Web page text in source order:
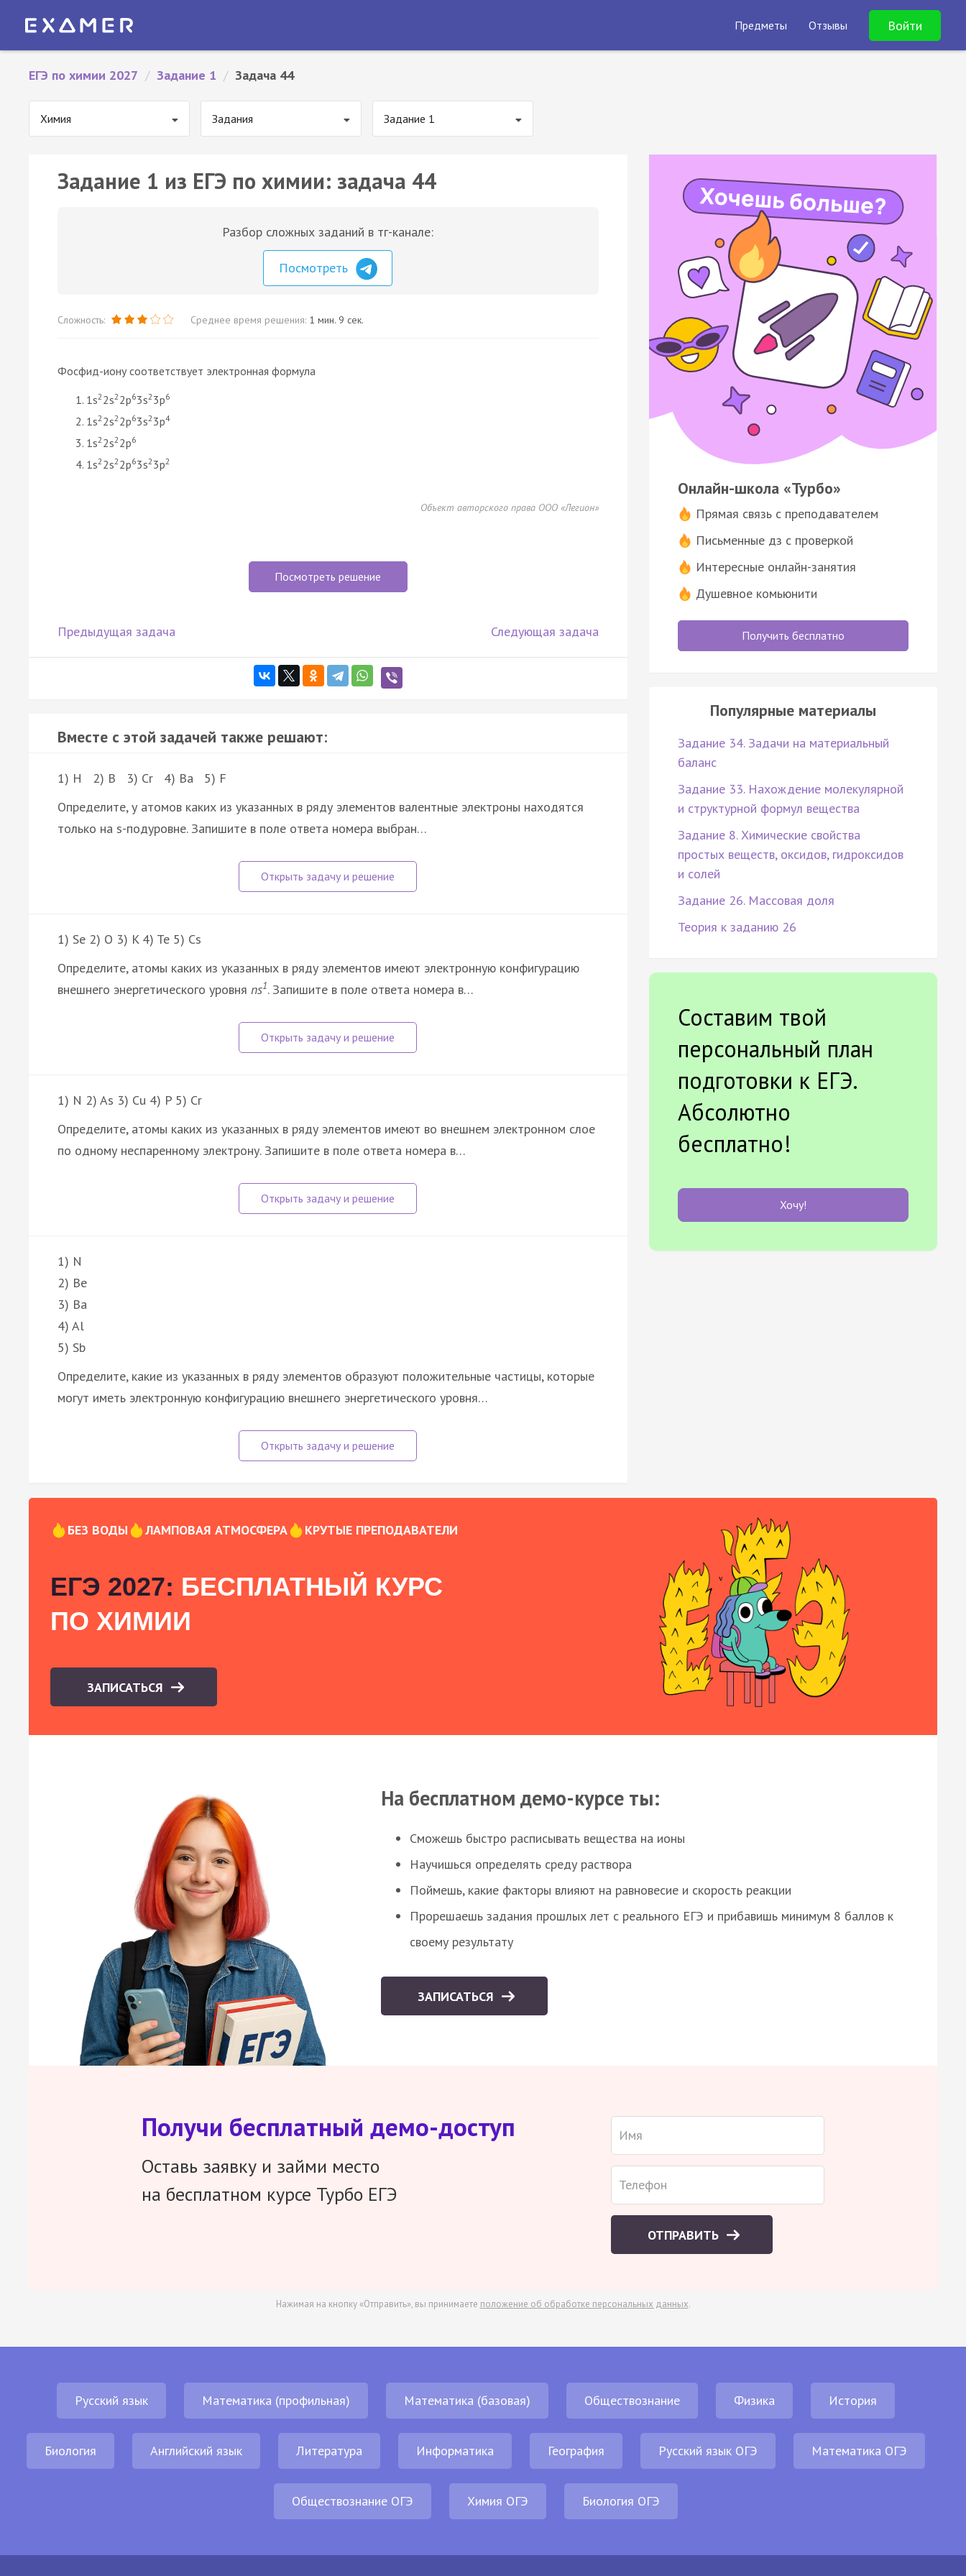
Предметы Отзывы Войти
ЕГЭ по химии 2027 / Задание 1 / Задача 44
Химия Задания Задание 1
Задание 1 из ЕГЭ по химии: задача 44
Разбор сложных заданий в тг-канале:
Посмотреть
Сложность: Среднее время решения: 1 мин. 9 сек.
Фосфид-иону соответствует электронная формула
1s2 2s2 2p63s2 3p6
1s2 2s2 2p63s2 3p4
1s2 2s2 2p6
1s2 2s2 2p63s2 3p2
Объект авторского права ООО «Легион»
Посмотреть решение
Предыдущая задача Следующая задача
Вместе с этой задачей также решают:
1) H 2) B 3) Cr 4) Ba 5) F
Определите, у атомов каких из указанных в ряду элементов валентные электроны находятся
только на s-подуровне. Запишите в поле ответа номера выбран…
1) Se 2) O 3) K 4) Te 5) Cs
Определите, атомы каких из указанных в ряду элементов имеют электронную конфигурацию
внешнего энергетического уровня ns1. Запишите в поле ответа номера в…
1) N 2) As 3) Cu 4) P 5) Cr
Определите, атомы каких из указанных в ряду элементов имеют во внешнем электронном слое
по одному неспаренному электрону. Запишите в поле ответа номера в…
1) N
2) Be
3) Ba
4) Al
5) Sb
Определите, какие из указанных в ряду элементов образуют положительные частицы, которые
могут иметь электронную конфигурацию внешнего энергетического уровня…
Онлайн-школа «Турбо»
Прямая связь с преподавателем
Письменные дз с проверкой
Интересные онлайн-занятия
Душевное комьюнити
Получить бесплатно
Популярные материалы
Задание 34. Задачи на материальный
баланс
Задание 33. Нахождение молекулярной
и структурной формул вещества
Задание 8. Химические свойства
простых веществ, оксидов, гидроксидов
и солей
Задание 26. Массовая доля
Теория к заданию 26
Составим твой
персональный план
подготовки к ЕГЭ.
Абсолютно
бесплатно!
Хочу!
БЕЗ ВОДЫ ЛАМПОВАЯ АТМОСФЕРА КРУТЫЕ ПРЕПОДАВАТЕЛИ
ЕГЭ 2027: БЕСПЛАТНЫЙ КУРС
ПО ХИМИИ
ЗАПИСАТЬСЯ
На бесплатном демо-курсе ты:
Сможешь быстро расписывать вещества на ионы
Научишься определять среду раствора
Поймешь, какие факторы влияют на равновесие и скорость реакции
Прорешаешь задания прошлых лет с реального ЕГЭ и прибавишь минимум 8 баллов к
своему результату
ЗАПИСАТЬСЯ
Получи бесплатный демо-доступ
Оставь заявку и займи место
на бесплатном курсе Турбо ЕГЭ
ОТПРАВИТЬ
Нажимая на кнопку «Отправить», вы принимаете положение об обработке персональных данных.
Русский язык Математика (профильная) Математика (базовая) Обществознание Физика История
Биология Английский язык Литература Информатика География Русский язык ОГЭ Математика ОГЭ
Обществознание ОГЭ Химия ОГЭ Биология ОГЭ